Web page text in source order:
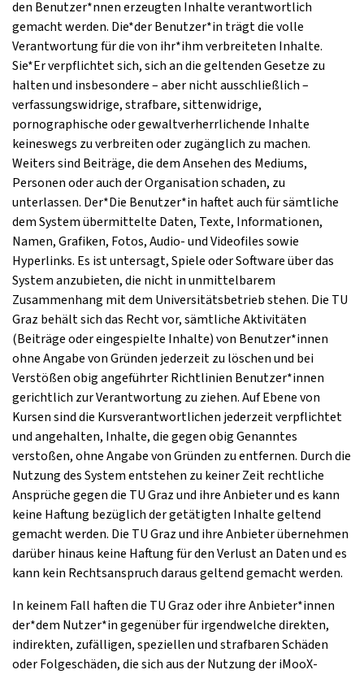
den Benutzer*nnen erzeugten Inhalte verantwortlich
gemacht werden. Die*der Benutzer*in trägt die volle
Verantwortung für die von ihr*ihm verbreiteten Inhalte.
Sie*Er verpflichtet sich, sich an die geltenden Gesetze zu
halten und insbesondere – aber nicht ausschließlich –
verfassungswidrige, strafbare, sittenwidrige,
pornographische oder gewaltverherrlichende Inhalte
keineswegs zu verbreiten oder zugänglich zu machen.
Weiters sind Beiträge, die dem Ansehen des Mediums,
Personen oder auch der Organisation schaden, zu
unterlassen. Der*Die Benutzer*in haftet auch für sämtliche
dem System übermittelte Daten, Texte, Informationen,
Namen, Grafiken, Fotos, Audio- und Videofiles sowie
Hyperlinks. Es ist untersagt, Spiele oder Software über das
System anzubieten, die nicht in unmittelbarem
Zusammenhang mit dem Universitätsbetrieb stehen. Die TU
Graz behält sich das Recht vor, sämtliche Aktivitäten
(Beiträge oder eingespielte Inhalte) von Benutzer*innen
ohne Angabe von Gründen jederzeit zu löschen und bei
Verstößen obig angeführter Richtlinien Benutzer*innen
gerichtlich zur Verantwortung zu ziehen. Auf Ebene von
Kursen sind die Kursverantwortlichen jederzeit verpflichtet
und angehalten, Inhalte, die gegen obig Genanntes
verstoßen, ohne Angabe von Gründen zu entfernen. Durch die
Nutzung des System entstehen zu keiner Zeit rechtliche
Ansprüche gegen die TU Graz und ihre Anbieter und es kann
keine Haftung bezüglich der getätigten Inhalte geltend
gemacht werden. Die TU Graz und ihre Anbieter übernehmen
darüber hinaus keine Haftung für den Verlust an Daten und es
kann kein Rechtsanspruch daraus geltend gemacht werden.
In keinem Fall haften die TU Graz oder ihre Anbieter*innen
der*dem Nutzer*in gegenüber für irgendwelche direkten,
indirekten, zufälligen, speziellen und strafbaren Schäden
oder Folgeschäden, die sich aus der Nutzung der iMooX-